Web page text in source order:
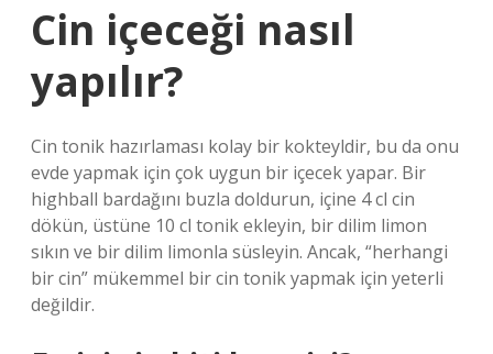
Cin içeceği nasıl
yapılır?
Cin tonik hazırlaması kolay bir kokteyldir, bu da onu
evde yapmak için çok uygun bir içecek yapar. Bir
highball bardağını buzla doldurun, içine 4 cl cin
dökün, üstüne 10 cl tonik ekleyin, bir dilim limon
sıkın ve bir dilim limonla süsleyin. Ancak, “herhangi
bir cin” mükemmel bir cin tonik yapmak için yeterli
değildir.